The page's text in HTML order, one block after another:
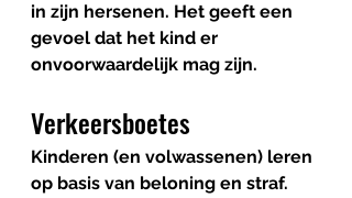
in zijn hersenen. Het geeft een
gevoel dat het kind er
onvoorwaardelijk mag zijn.
Verkeersboetes
Kinderen (en volwassenen) leren
op basis van beloning en straf.